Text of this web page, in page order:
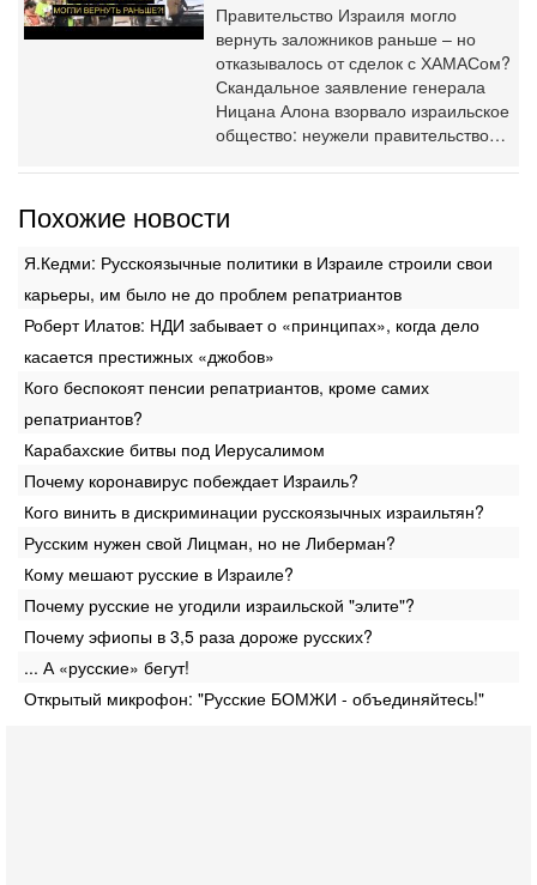
Правительство Израиля могло
вернуть заложников раньше – но
отказывалось от сделок с ХАМАСом?
Скандальное заявление генерала
Ницана Алона взорвало израильское
общество: неужели правительство…
Похожие новости
Я.Кедми: Русскоязычные политики в Израиле строили свои
карьеры, им было не до проблем репатриантов
Роберт Илатов: НДИ забывает о «принципах», когда дело
касается престижных «джобов»
Кого беспокоят пенсии репатриантов, кроме самих
репатриантов?
Карабахские битвы под Иерусалимом
Почему коронавирус побеждает Израиль?
Кого винить в дискриминации русскоязычных израильтян?
Русским нужен свой Лицман, но не Либерман?
Кому мешают русские в Израиле?
Почему русские не угодили израильской "элите"?
Почему эфиопы в 3,5 раза дороже русских?
... А «русские» бегут!
Открытый микрофон: "Русские БОМЖИ - объединяйтесь!"